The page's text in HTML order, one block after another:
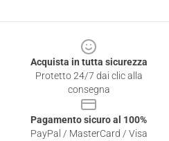
Acquista in tutta sicurezza
Protetto 24/7 dai clic alla
consegna
Pagamento sicuro al 100%
PayPal / MasterCard / Visa